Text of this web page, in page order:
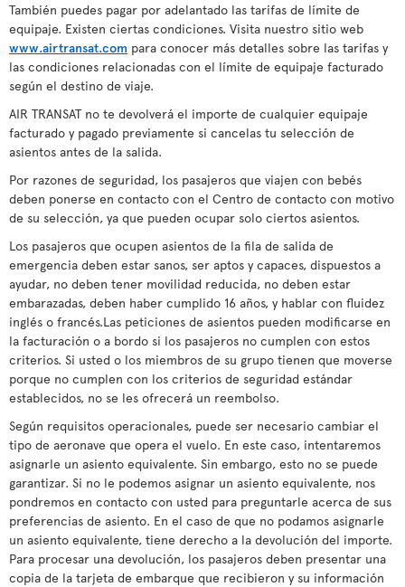
También puedes pagar por adelantado las tarifas de límite de
equipaje. Existen ciertas condiciones. Visita nuestro sitio web
www.airtransat.com para conocer más detalles sobre las tarifas y
las condiciones relacionadas con el límite de equipaje facturado
según el destino de viaje.
AIR TRANSAT no te devolverá el importe de cualquier equipaje
facturado y pagado previamente si cancelas tu selección de
asientos antes de la salida.
Por razones de seguridad, los pasajeros que viajen con bebés
deben ponerse en contacto con el Centro de contacto con motivo
de su selección, ya que pueden ocupar solo ciertos asientos.
Los pasajeros que ocupen asientos de la fila de salida de
emergencia deben estar sanos, ser aptos y capaces, dispuestos a
ayudar, no deben tener movilidad reducida, no deben estar
embarazadas, deben haber cumplido 16 años, y hablar con fluidez
inglés o francés.Las peticiones de asientos pueden modificarse en
la facturación o a bordo si los pasajeros no cumplen con estos
criterios. Si usted o los miembros de su grupo tienen que moverse
porque no cumplen con los criterios de seguridad estándar
establecidos, no se les ofrecerá un reembolso.
Según requisitos operacionales, puede ser necesario cambiar el
tipo de aeronave que opera el vuelo. En este caso, intentaremos
asignarle un asiento equivalente. Sin embargo, esto no se puede
garantizar. Si no le podemos asignar un asiento equivalente, nos
pondremos en contacto con usted para preguntarle acerca de sus
preferencias de asiento. En el caso de que no podamos asignarle
un asiento equivalente, tiene derecho a la devolución del importe.
Para procesar una devolución, los pasajeros deben presentar una
copia de la tarjeta de embarque que recibieron y su información